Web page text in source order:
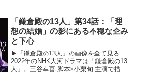
名漫画を原作とする本作は、最愛の妻を
亡くした男性が小学生...
「鎌倉殿の13人」第34話：「理
想の結婚」の影にある不穏な企み
と下心
▶︎「鎌倉殿の13人」の画像を全て見る
2022年のNHK大河ドラマは「鎌倉殿の13
人」。三谷幸喜 脚本×小栗旬 主演で描く